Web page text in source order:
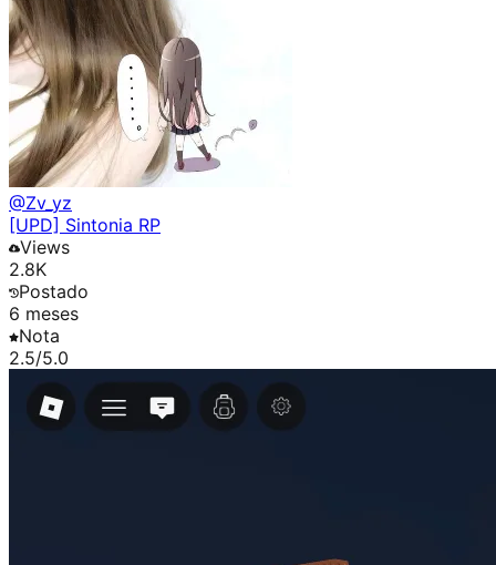
@Zv_yz
[UPD] Sintonia RP
Views
2.8K
Postado
6 meses
Nota
2.5/5.0